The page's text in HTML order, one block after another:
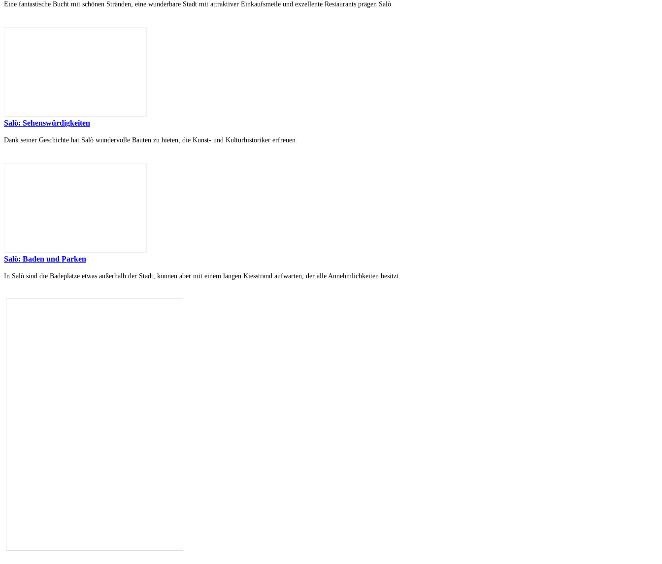
Eine fantastische Bucht mit schönen Stränden, eine wunderbare Stadt mit attraktiver Einkaufsmeile und exzellente Restaurants prägen Salò.
Salò: Sehenswürdigkeiten
Dank seiner Geschichte hat Salò wundervolle Bauten zu bieten, die Kunst- und Kulturhistoriker erfreuen.
Salò: Baden und Parken
In Salò sind die Badeplätze etwas außerhalb der Stadt, können aber mit einem langen Kiesstrand aufwarten, der alle Annehmlichkeiten besitzt.